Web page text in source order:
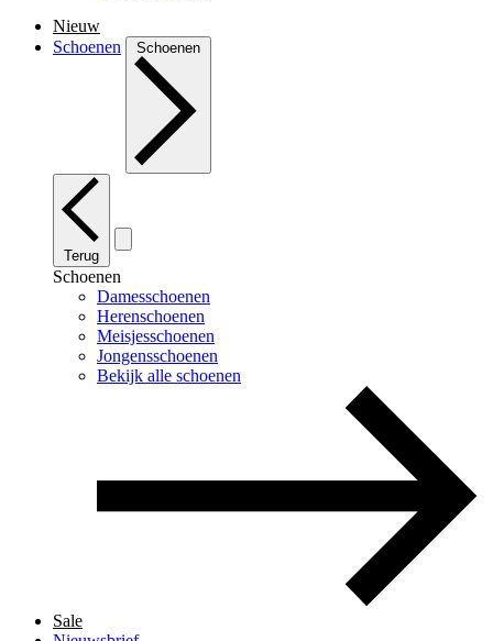
Nieuw
Schoenen
Schoenen
Terug
Schoenen
Damesschoenen
Herenschoenen
Meisjesschoenen
Jongensschoenen
Bekijk alle schoenen
Sale